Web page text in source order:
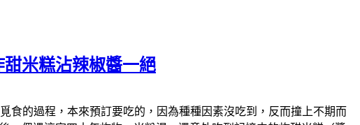
甜米糕沾辣椒醬一絕
食的過程，本來預訂要吃的，因為種種因素沒吃到，反而撞上不期而